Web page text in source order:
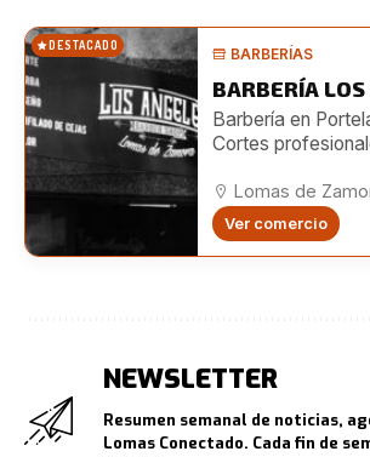
DESTACADO BARBERÍAS
BARBERÍA
Barbería en
Cortes
en Boedo 482.
Lomas de
Ver comercio
NEWSLETTER
Resumen semanal de noticias,
Lomas Conectado. Cada fin de